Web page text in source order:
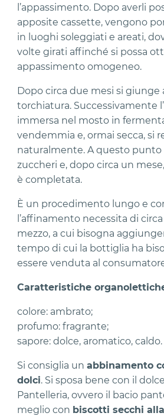
l’appassimento. Dopo averli
apposite cassette, vengono
in luoghi soleggiati e areati,
volte girati affinché si possa
appassimento omogeneo.
Dopo circa due mesi si giunge
torchiatura. Successivamente
immersa nel mosto in
vendemmia e, ormai secca, si
naturalmente. A questo punto
zuccheri e, dopo circa un
è completata.
È un procedimento lungo e
l’affinamento necessita di
mezzo, a cui bisogna
tempo di cui la bottiglia ha
essere venduta al
Caratteristiche
colore: ambrato;
profumo: fragrante;
sapore: dolce, aromatico, caldo.
Si consiglia unabbinamento
dolci. Si sposa bene con il
Pantelleria, ovvero il bacio
meglio con biscotti secchi